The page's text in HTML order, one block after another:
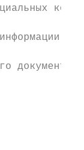
документа